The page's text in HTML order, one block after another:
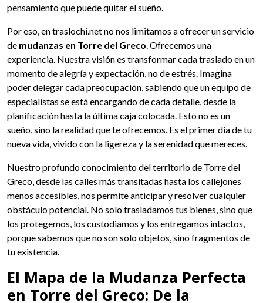
pensamiento que puede quitar el sueño.
Por eso, en traslochi.net no nos limitamos a ofrecer un servicio
de mudanzas en Torre del Greco. Ofrecemos una
experiencia. Nuestra visión es transformar cada traslado en un
momento de alegría y expectación, no de estrés. Imagina
poder delegar cada preocupación, sabiendo que un equipo de
especialistas se está encargando de cada detalle, desde la
planificación hasta la última caja colocada. Esto no es un
sueño, sino la realidad que te ofrecemos. Es el primer día de tu
nueva vida, vivido con la ligereza y la serenidad que mereces.
Nuestro profundo conocimiento del territorio de Torre del
Greco, desde las calles más transitadas hasta los callejones
menos accesibles, nos permite anticipar y resolver cualquier
obstáculo potencial. No solo trasladamos tus bienes, sino que
los protegemos, los custodiamos y los entregamos intactos,
porque sabemos que no son solo objetos, sino fragmentos de
tu existencia.
El Mapa de la Mudanza Perfecta
en Torre del Greco: De la